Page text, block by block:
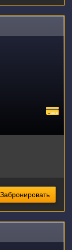
Забронировать